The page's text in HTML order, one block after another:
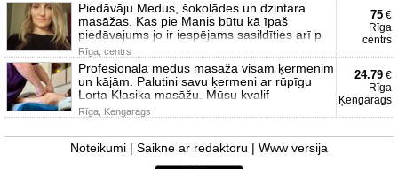
Piedāvāju Medus, šokolādes un dzintara
masāžas. Kas pie Manis būtu kā īpaš
piedāvajums jo ir iespējams sasildīties arī p
Rīga, centrs
75 €
Rīga
centrs
Profesionāla medus masāža visam ķermenim
un kājām. Palutini savu ķermeni ar rūpīgu
Lorta Klasika masāžu. Mūsu kvalif
Rīga, Ķengarags
24.79 €
Rīga
Ķengarags
Noteikumi Saikne ar redaktoru Www versija